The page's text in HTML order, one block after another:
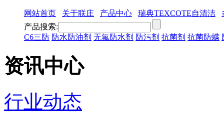
网站首页 关于联庄 产品中心 瑞典TEXCOTE自清洁
产品搜索:
C6三防 防水防油剂 无氟防水剂 防污剂 抗菌剂 抗菌防螨
资讯中心
行业动态